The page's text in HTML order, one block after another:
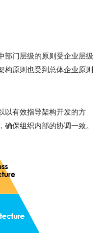
部门层级的原则受企业层级
构原则也受到总体企业原则
以有效指导架构开发的方
保组织内部的协调一致。